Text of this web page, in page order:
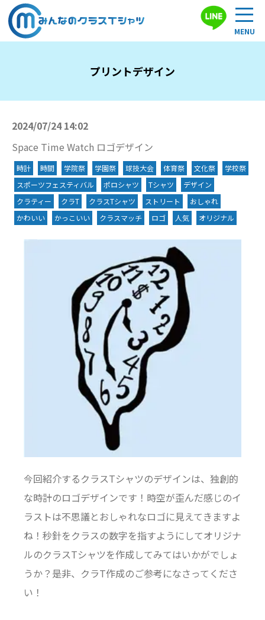
プリントデザイン
2024/07/24 14:02
Space Time Watch ロゴデザイン
時計 時間 学院祭 学園祭 球技大会 体育祭 文化祭
学校祭
スポーツフェスティバル
ポロシャツ Tシャツ
デザイン
クラティー
クラT クラスTシャツ ストリート
おしゃれ
かわいい
かっこいい クラスマッチ ロゴ 人気 オリジナル
今回紹介するクラスTシャツのデザインは、独創的
な時計のロゴデザインです！時空が歪んだ感じのイ
ラストは不思議とおしゃれなロゴに見えてきますよ
ね！秒針をクラスの数字を指すようにしてオリジナ
ルのクラスTシャツを作成してみてはいかがでしょ
うか？是非、クラT作成のご参考になさってくださ
い！